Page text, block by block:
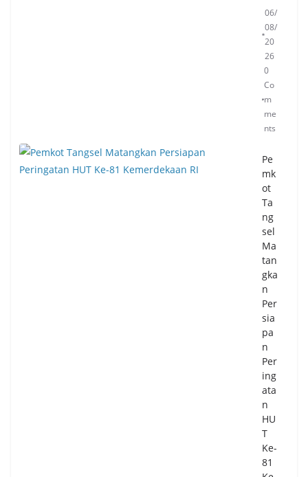
06/
08/
20
26
0
Co
m
me
nts
Pe
mk
ot
Ta
ng
sel
Ma
tan
gka
n
Per
sia
pa
n
Per
ing
ata
n
HU
T
Ke-
81